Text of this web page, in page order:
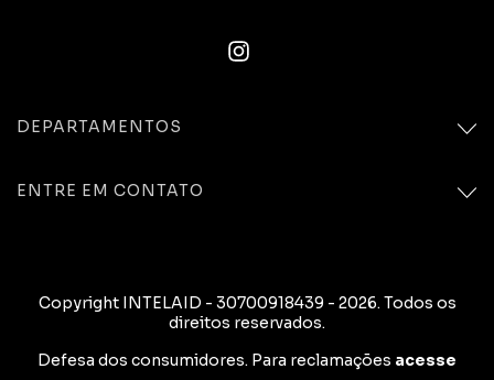
DEPARTAMENTOS
ENTRE EM CONTATO
Copyright INTELAID - 30700918439 - 2026. Todos os
direitos reservados.
Defesa dos consumidores. Para reclamações acesse